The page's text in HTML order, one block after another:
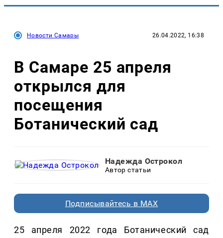
Новости Самары 26.04.2022, 16:38
В Самаре 25 апреля
открылся для
посещения
Ботанический сад
Надежда Острокол
Автор статьи
Подписывайтесь в MAX
25 апреля 2022 года Ботанический сад